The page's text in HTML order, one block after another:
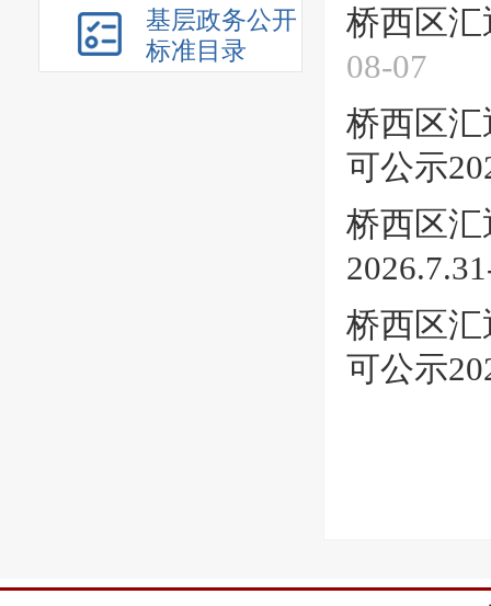
基层政务公开
标准目录
桥西区汇
08-07
桥西区
可公示
桥西区
桥西区
可公示